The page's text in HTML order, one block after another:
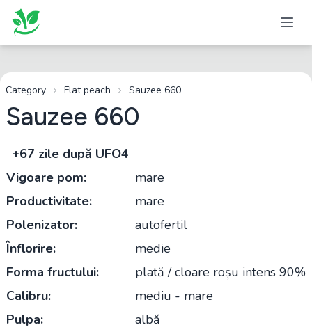
Category Flat peach Sauzee 660
Sauzee 660
+67 zile după UFO4
Vigoare pom:
mare
Productivitate:
mare
Polenizator:
autofertil
Înflorire:
medie
Forma fructului:
plată / cloare roșu intens 90%
Calibru:
mediu - mare
Pulpa:
albă